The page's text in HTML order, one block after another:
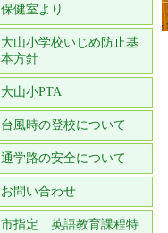
保健室より
大山小学校いじめ防止基
本方針
大山小PTA
台風時の登校について
通学路の安全について
お問い合わせ
市指定 英語教育課程特